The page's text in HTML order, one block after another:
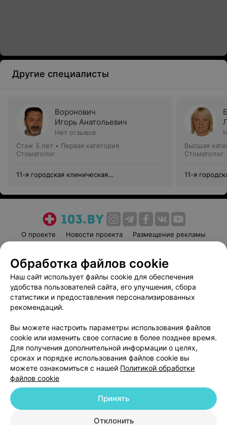
Другие специалисты
Воронович
Игорь Анатольевич
Нет отзывов
Стаж 5 лет • Первая категория
Стоматолог
11-я городская клиническая
Высшая
Стоматолог
11-я
О проекте Новости проекта
Размещение рекламы
Пользовательское соглашение
Способы оплаты
Вакансии
Партнеры
Написать руководителю 103.by
Обработка персональных данных
© 2026 ООО «Артокс Лаб», УНП 191700409
| 220012, Республика Беларусь,
Обработка файлов cookie
Наш сайт использует файлы cookie для обеспечения
удобства пользователей сайта, его улучшения, сбора
статистики и предоставления персонализированных
рекомендаций.
Вы можете настроить параметры использования файлов
cookie или изменить свое согласие в более позднее время.
Для получения дополнительной информации о целях,
сроках и порядке использования файлов cookie вы
можете ознакомиться с нашей Политикой обработки
файлов cookie
Отклонить
Принять